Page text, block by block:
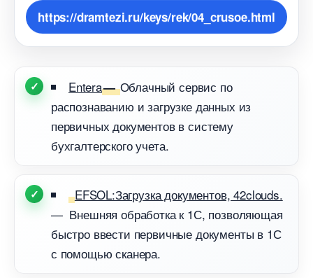
https://dramtezi.ru/keys/rek/04_crusoe.html
Entera—Облачный сервис по
распознаванию и загрузке данных из
первичных документов в систему
ухгалтерского учета.
EFSOL:Загрузка документов, 42clouds.
— Внешняя обработка к 1С, позволяющая
ыстро ввести первичные документы в 1С
с помощью сканера.